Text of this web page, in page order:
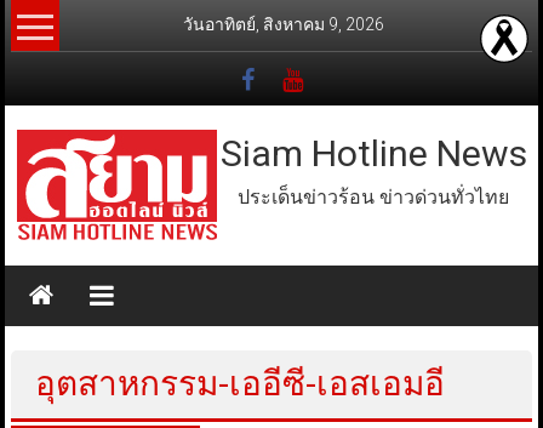
Skip
to
วันอาทิตย์, สิงหาคม 9, 2026
Siam Hotline News
ประเด็นข่าวร้อน ข่าวด่วนทั่วไทย
อุตสาหกรรม-เออีซี-เอสเอมอี